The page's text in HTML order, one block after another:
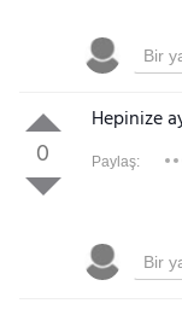
0
Hepinize
Paylaş: